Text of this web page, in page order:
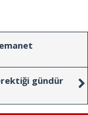
gündür